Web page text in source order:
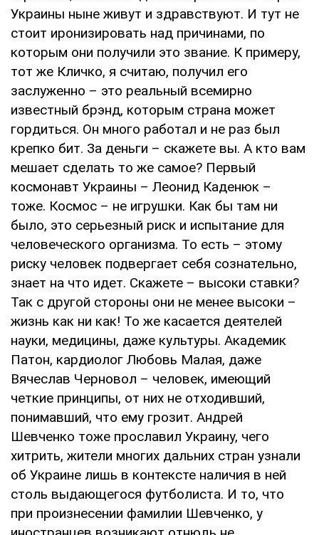
Украины ныне живут и здравствуют. И тут не
стоит иронизировать над причинами, по
которым они получили это звание. К примеру,
тот же Кличко, я считаю, получил его
заслуженно – это реальный всемирно
известный брэнд, которым страна может
гордиться. Он много работал и не раз был
крепко бит. За деньги – скажете вы. А кто вам
мешает сделать то же самое? Первый
космонавт Украины – Леонид Каденюк –
тоже. Космос – не игрушки. Как бы там ни
было, это серьезный риск и испытание для
человеческого организма. То есть – этому
риску человек подвергает себя сознательно,
знает на что идет. Скажете – высоки ставки?
Так с другой стороны они не менее высоки –
жизнь как ни как! То же касается деятелей
науки, медицины, даже культуры. Академик
Патон, кардиолог Любовь Малая, даже
Вячеслав Черновол – человек, имеющий
четкие принципы, от них не отходивший,
понимавший, что ему грозит. Андрей
Шевченко тоже прославил Украину, чего
хитрить, жители многих дальних стран узнали
об Украине лишь в контексте наличия в ней
столь выдающегося футболиста. И то, что
при произнесении фамилии Шевченко, у